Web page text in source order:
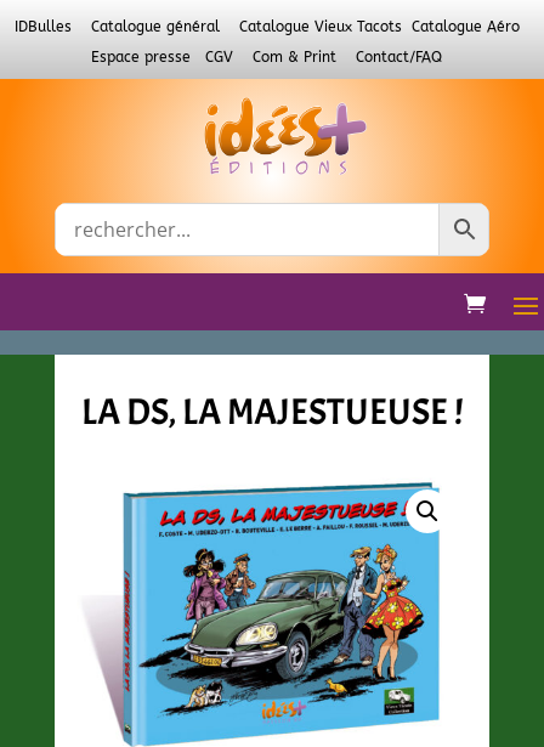
IDBulles Catalogue général Catalogue Vieux Tacots
Catalogue Aéro
Espace presseCGV Com & Print Contact/FAQ
LA DS, LA MAJESTUEUSE !